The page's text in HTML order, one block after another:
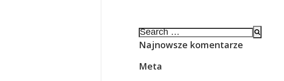
Search
for:
Najnowsze komentarze
Meta